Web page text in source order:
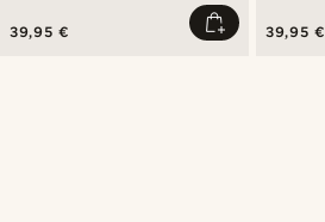
39,95 € 39,95 €